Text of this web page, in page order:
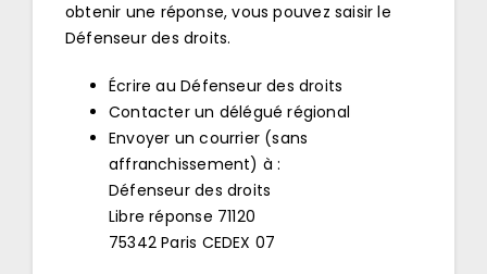
obtenir une réponse, vous pouvez saisir le
Défenseur des droits.
Écrire au Défenseur des droits
Contacter un délégué régional
Envoyer un courrier (sans
affranchissement) à :
Défenseur des droits
Libre réponse 71120
75342 Paris CEDEX 07